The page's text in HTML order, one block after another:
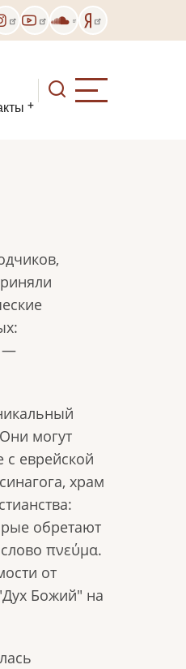
—
могут
еврейской
храм
обретают
πνεύμα.
от
Божий" на